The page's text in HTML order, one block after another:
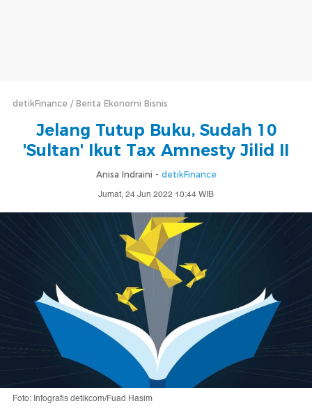
detikFinance Berita Ekonomi Bisnis
Jelang Tutup Buku, Sudah 10
'Sultan' Ikut Tax Amnesty Jilid II
Anisa Indraini - detikFinance
Jumat, 24 Jun 2022 10:44 WIB
Foto: Infografis detikcom/Fuad Hasim